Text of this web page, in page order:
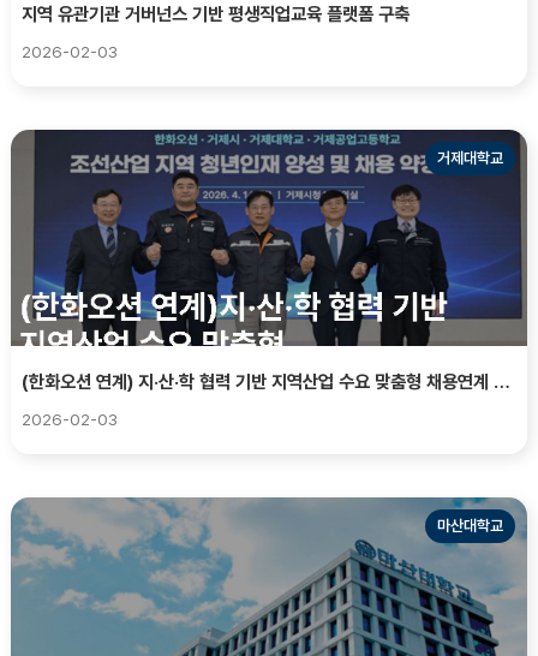
지역 유관기관 거버넌스 기반 평생직업교육 플랫폼 구축
2026-02-03
거제대학교
(한화오션 연계) 지·산·학 협력 기반 지역산업 수요 맞춤형 채용연계 모델 구축
2026-02-03
마산대학교